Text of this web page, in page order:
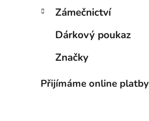
Zámečnictví
Dárkový poukaz
Značky
Přijímáme online platby